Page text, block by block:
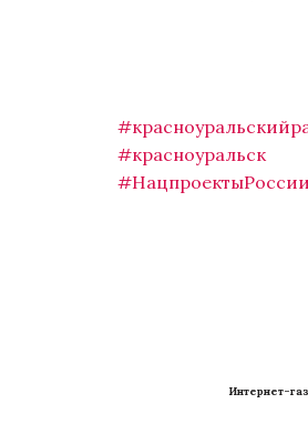
#красноуральск
#НацпроектыРоссии
Интернет-